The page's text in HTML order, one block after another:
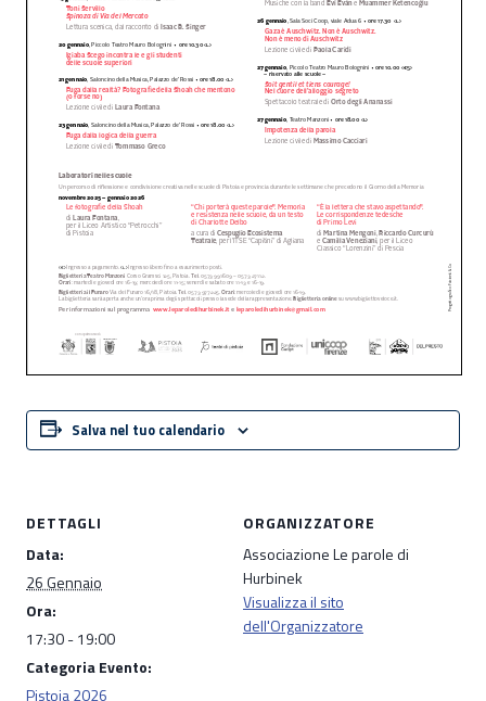
Salva nel tuo calendario
DETTAGLI
Data:
26 Gennaio
Ora:
17:30 - 19:00
Categoria Evento:
Pistoia 2026
ORGANIZZATORE
Associazione Le parole di
Hurbinek
Visualizza il sito
dell'Organizzatore